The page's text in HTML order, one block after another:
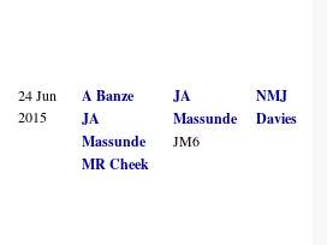
24 Jun
2015
A Banze
JA
Massunde
MR Cheek
JA
Massunde
JM6
NMJ
Davies